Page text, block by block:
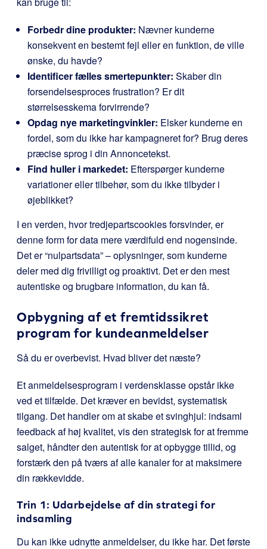
Forbedr dine produkter: Nævner kunderne
konsekvent en bestemt fejl eller en funktion, de ville
ønske, du havde?
Identificer fælles smertepunkter: Skaber din
forsendelsesproces frustration? Er dit
størrelsesskema forvirrende?
Opdag nye marketingvinkler: Elsker kunderne en
fordel, som du ikke har kampagneret for? Brug deres
præcise sprog i din Annoncetekst.
Find huller i markedet: Efterspørger kunderne
variationer eller tilbehør, som du ikke tilbyder i
øjeblikket?
I en verden, hvor tredjepartscookies forsvinder, er
denne form for data mere værdifuld end nogensinde.
Det er “nulpartsdata” – oplysninger, som kunderne
deler med dig frivilligt og proaktivt. Det er den mest
autentiske og brugbare information, du kan få.
Opbygning af et fremtidssikret
program for kundeanmeldelser
Så du er overbevist. Hvad bliver det næste?
Et anmeldelsesprogram i verdensklasse opstår ikke
ved et tilfælde. Det kræver en bevidst, systematisk
tilgang. Det handler om at skabe et svinghjul: indsaml
feedback af høj kvalitet, vis den strategisk for at fremme
salget, håndter den autentisk for at opbygge tillid, og
forstærk den på tværs af alle kanaler for at maksimere
din rækkevidde.
Trin 1: Udarbejdelse af din strategi for
indsamling
Du kan ikke udnytte anmeldelser, du ikke har. Det første